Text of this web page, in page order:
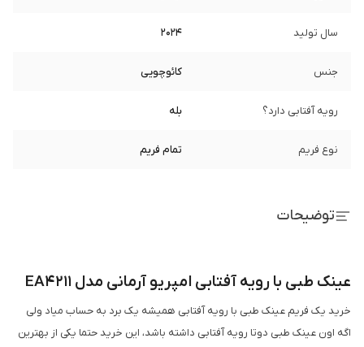
سال تولید 2024
جنس کائوچویی
رویه آفتابی دارد؟ بله
نوع فریم تمام فریم
توضیحات
عینک طبی با رویه آفتابی امپریو آرمانی مدل EA4211
خرید یک فریم عینک طبی با رویه آفتابی همیشه یک برد به حساب میاد ولی
اگه اون عینک طبی دوتا رویه آفتابی داشته باشد، این خرید حتما یکی از بهترین